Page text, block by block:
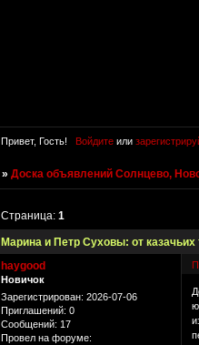
Привет, Гость! Войдитеили
»Доска объявлений Солнцево,
Марина и Петр Суховы: от
Страница:1
haygood
Новичок
Зарегистрирован: 2026-07-06
Приглашений: 0
Сообщений: 17
Провел на форуме: